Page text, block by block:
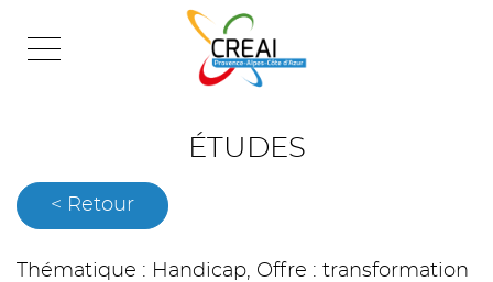
ÉTUDES
< Retour
Thématique : Handicap, Offre : transformation